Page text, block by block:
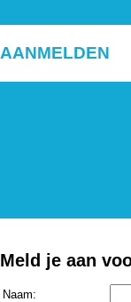
AANMELDEN
Meld je aan
Naam: